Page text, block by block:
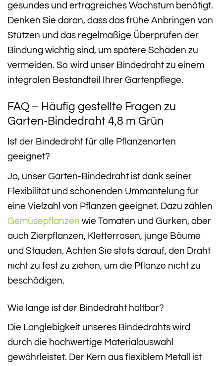
gesundes und ertragreiches Wachstum benötigt.
Denken Sie daran, dass das frühe Anbringen von
Stützen und das regelmäßige Überprüfen der
Bindung wichtig sind, um spätere Schäden zu
vermeiden. So wird unser Bindedraht zu einem
integralen Bestandteil Ihrer Gartenpflege.
FAQ – Häufig gestellte Fragen zu
Garten-Bindedraht 4,8 m Grün
Ist der Bindedraht für alle Pflanzenarten
geeignet?
Ja, unser Garten-Bindedraht ist dank seiner
Flexibilität und schonenden Ummantelung für
eine Vielzahl von Pflanzen geeignet. Dazu zählen
Gemüsepflanzen wie Tomaten und Gurken, aber
auch Zierpflanzen, Kletterrosen, junge Bäume
und Stauden. Achten Sie stets darauf, den Draht
nicht zu fest zu ziehen, um die Pflanze nicht zu
beschädigen.
Wie lange ist der Bindedraht haltbar?
Die Langlebigkeit unseres Bindedrahts wird
durch die hochwertige Materialauswahl
gewährleistet. Der Kern aus flexiblem Metall ist